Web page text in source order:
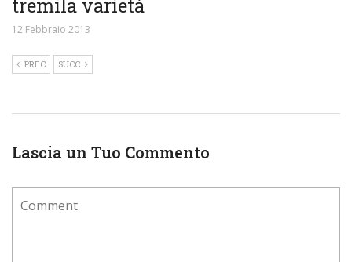
tremila varietà
12 Febbraio 2013
PREC SUCC
Lascia un Tuo Commento